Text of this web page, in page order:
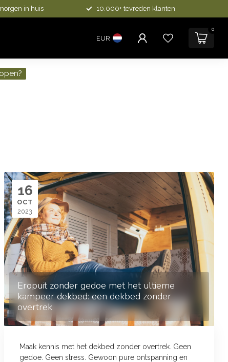
in huis 10.000+ tevreden klanten
EUR
0
16
OCT
2023
Eropuit zonder gedoe met het ultieme
kampeer dekbed: een dekbed zonder
overtrek
Maak kennis met het dekbed zonder overtrek. Geen
gedoe. Geen stress. Gewoon pure ontspanning en